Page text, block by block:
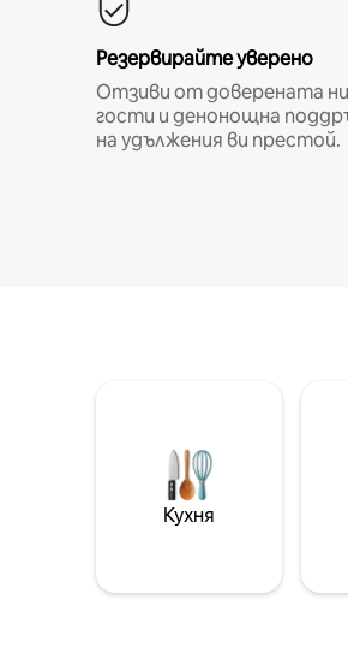
Резервирайте уверено
Отзиви от доверената
гости и денонощна
на удължения ви престой.
Кухня